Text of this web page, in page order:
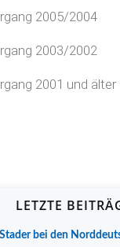
2005/2004
2003/2002
2001 und älter
LETZTE
bei den